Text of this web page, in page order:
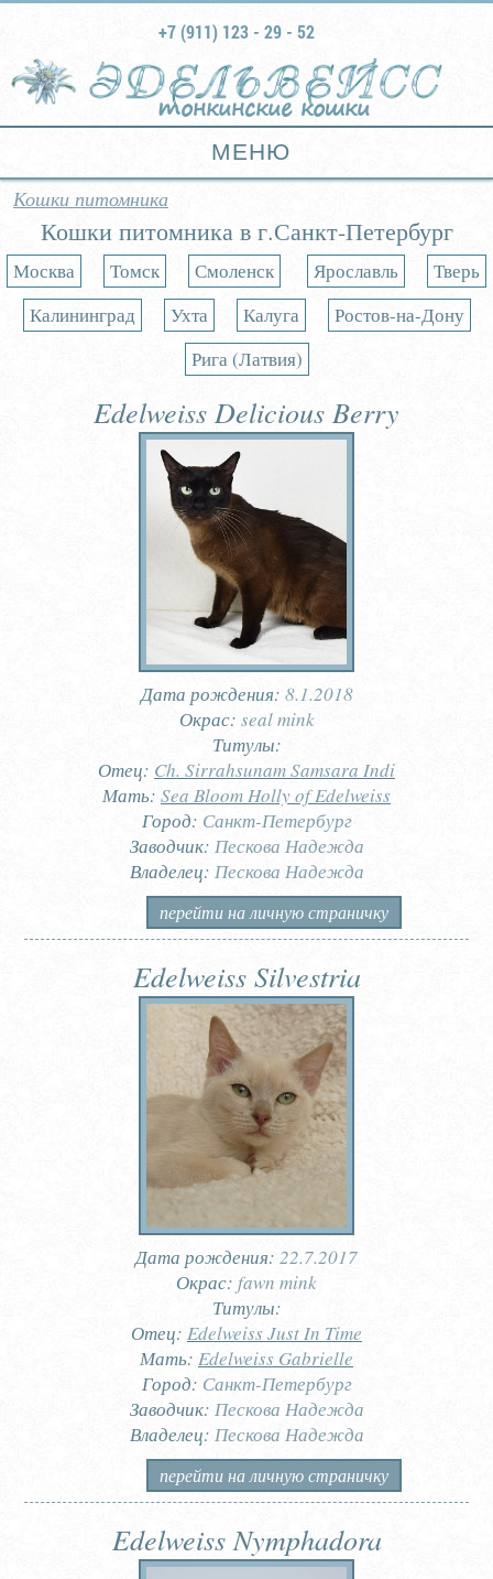
тонкинские кошки
+7 (911) 123 - 29 - 52
МЕНЮ
Кошки питомника
Кошки питомника в г.Санкт-Петербург
Москва Томск Смоленск Ярославль
Тверь
Калининград
Ухта Калуга
Ростов-на-Дону
Рига (Латвия)
Edelweiss Delicious Berry
Дата рождения: 8.1.2018
Окрас: seal mink
Титулы:
Отец: Ch. Sirrahsunam Samsara Indi
Мать: Sea Bloom Holly of Edelweiss
Город: Санкт-Петербург
Заводчик: Пескова Надежда
Владелец: Пескова Надежда
перейти на личную страничку
Edelweiss Silvestria
Дата рождения: 22.7.2017
Окрас: fawn mink
Титулы:
Отец: Edelweiss Just In Time
Мать: Edelweiss Gabrielle
Город: Санкт-Петербург
Заводчик: Пескова Надежда
Владелец: Пескова Надежда
перейти на личную страничку
Edelweiss Nymphadora